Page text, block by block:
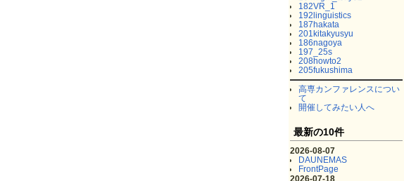
182VR_1
192linguistics
187hakata
201kitakyusyu
186nagoya
197_25s
208howto2
205fukushima
高専カンファレンスについ
て
開催してみたい人へ
最新の10件
2026-08-07
DAUNEMAS
FrontPage
2026-07-18